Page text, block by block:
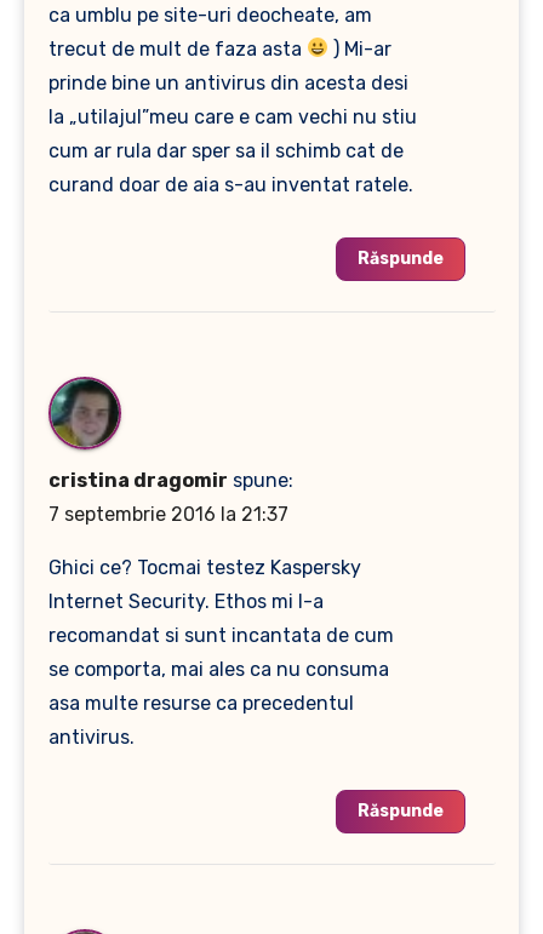
ca umblu pe site-uri deocheate, am
trecut de mult de faza asta
) Mi-ar
prinde bine un antivirus din acesta desi
la „utilajul”meu care e cam vechi nu stiu
cum ar rula dar sper sa il schimb cat de
curand doar de aia s-au inventat ratele.
Răspunde
cristina dragomir spune:
7 septembrie 2016 la 21:37
Ghici ce? Tocmai testez Kaspersky
Internet Security. Ethos mi l-a
recomandat si sunt incantata de cum
se comporta, mai ales ca nu consuma
asa multe resurse ca precedentul
antivirus.
Răspunde